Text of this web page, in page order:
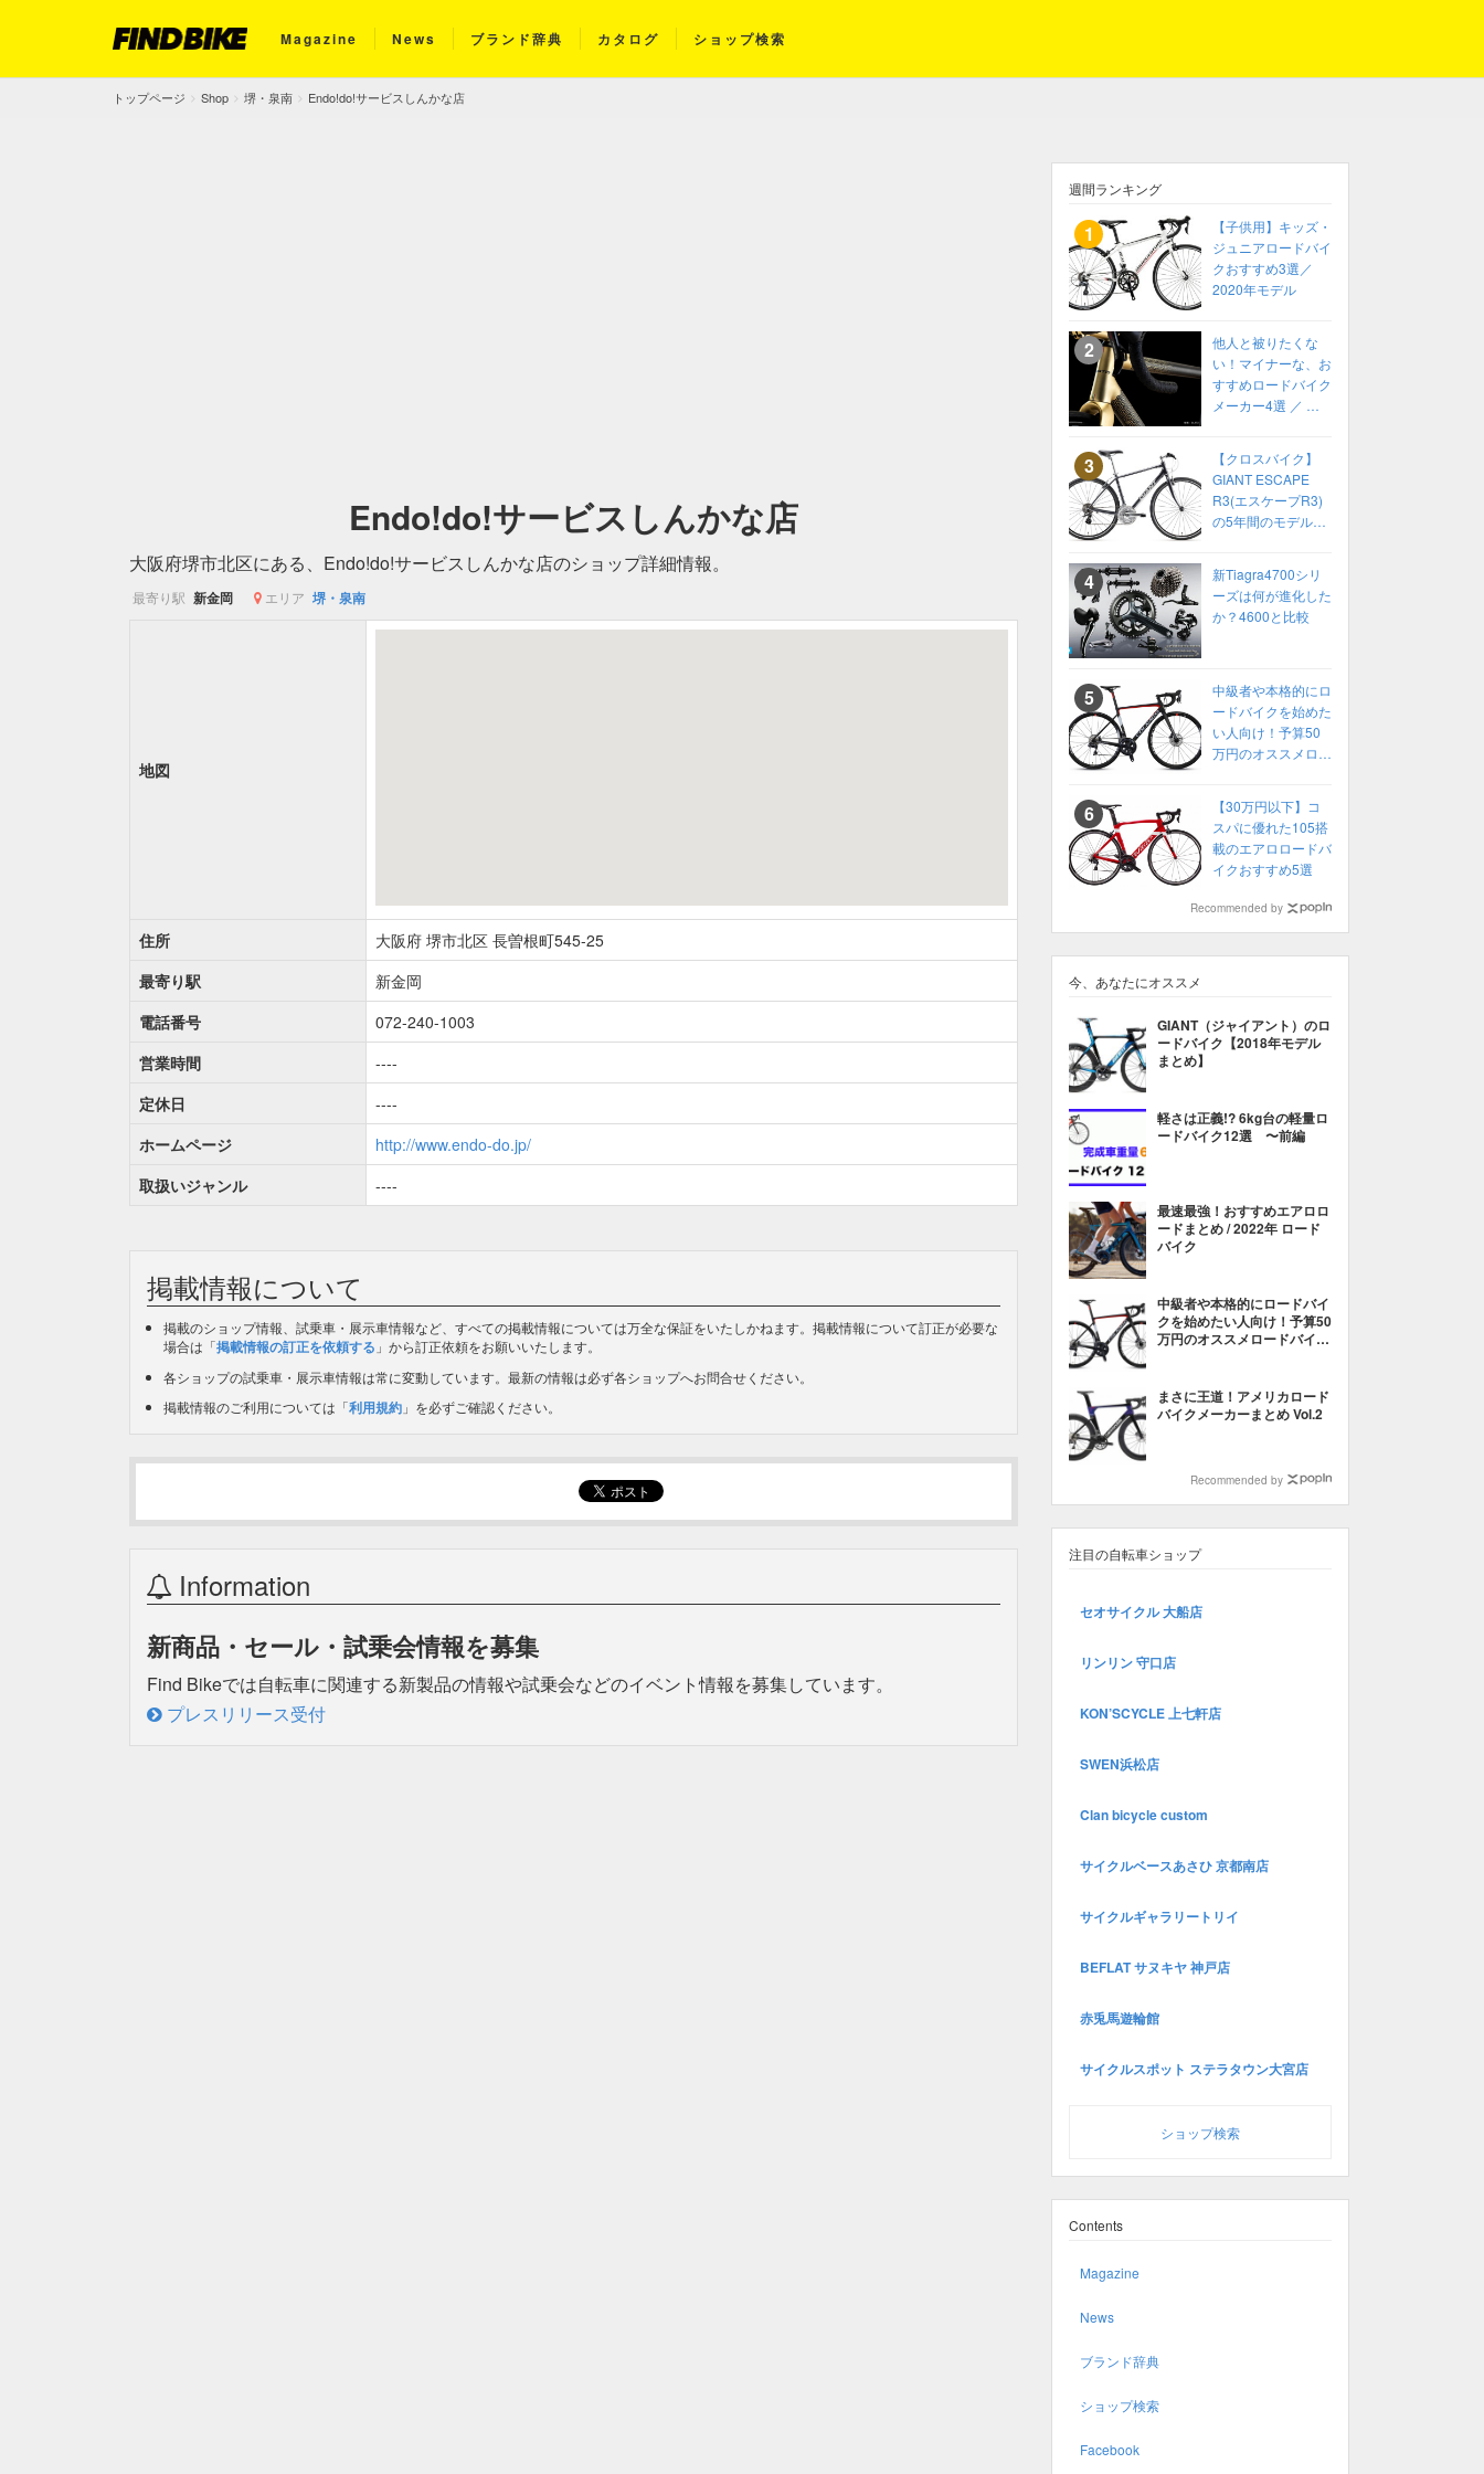
Magazine News ブランド辞典 カタログ ショップ検索
トップページ Shop 堺・泉南 Endo!do!サービスしんかな店
Endo!do!サービスしんかな店
大阪府堺市北区にある、Endo!do!サービスしんかな店のショップ詳細情報。
最寄り駅 新金岡 エリア 堺・泉南
地図
住所 大阪府 堺市北区 長曽根町545-25
最寄り駅
新金岡
電話番号
072-240-1003
営業時間
----
定休日
----
ホームページ
http://www.endo-do.jp/
取扱いジャンル
----
掲載情報について
掲載のショップ情報、試乗車・展示車情報など、すべての掲載情報については万全な保証をいたしかねます。掲載情報について訂正が必要な
場合は「掲載情報の訂正を依頼する 」から訂正依頼をお願いいたします。
各ショップの試乗車・展示車情報は常に変動しています。最新の情報は必ず各ショップへお問合せください。
掲載情報のご利用については「利用規約 」を必ずご確認ください。
Information
新商品・セール・試乗会情報を募集
Find Bikeでは自転車に関連する新製品の情報や試乗会などのイベント情報を募集しています。
プレスリリース受付
週間ランキング
【子供用】キッズ・
ジュニアロードバイ
クおすすめ3選／
2020年モデル
他人と被りたくな
い！マイナーな、お
すすめロードバイク
メーカー4選 ／ 高
ーダーも！
【クロスバイク】
GIANT ESCAPE
R3(エスケープR3)
の5年間のモデル変
新Tiagra4700シリ
ーズは何が進化した
か？4600と比較
中級者や本格的にロ
ードバイクを始めた
い人向け！予算50
万円のオススメロー
【30万円以下】コ
スパに優れた105搭
載のエアロロードバ
イクおすすめ5選
Recommended by
今、あなたにオススメ
GIANT（ジャイアント）のロ
ードバイク【2018年モデル
まとめ】
軽さは正義!? 6kg台の軽量ロ
ードバイク12選 〜前編
最速最強！おすすめエアロロ
ードまとめ / 2022年 ロード
バイク
中級者や本格的にロードバイ
クを始めたい人向け！予算50
万円のオススメロードバイク
まさに王道！アメリカロード
バイクメーカーまとめ Vol.2
Recommended by
注目の自転車ショップ
セオサイクル 大船店
リンリン 守口店
KON’SCYCLE 上七軒店
SWEN浜松店
Clan bicycle custom
サイクルベースあさひ 京都南店
サイクルギャラリートリイ
BEFLAT サヌキヤ 神戸店
赤兎馬遊輪館
サイクルスポット ステラタウン大宮店
ショップ検索
Contents
Magazine
News
ブランド辞典
ショップ検索
Facebook